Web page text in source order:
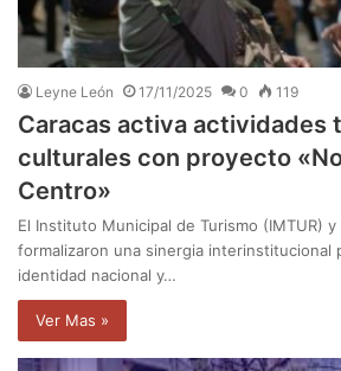
Leyne León 17/11/2025 0 119
Caracas activa actividades
culturales con proyecto
Centro»
El Instituto Municipal de Turismo (IMTUR)
formalizaron una sinergia interinstitucional
identidad nacional y…
Ver Mas »